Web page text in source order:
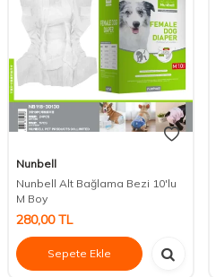
Nunbell
Nunbell Alt Bağlama Bezi 10'lu
M Boy
280,00TL
Sepete Ekle